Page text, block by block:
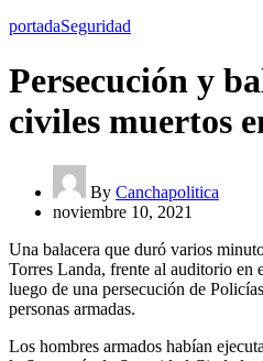
portadaSeguridad
Persecución y
civiles muertos
By Canchapolitica
noviembre 10, 2021
Una balacera que duró varios
Torres Landa, frente al auditorio en
luego de una persecución de
personas armadas.
Los hombres armados habían